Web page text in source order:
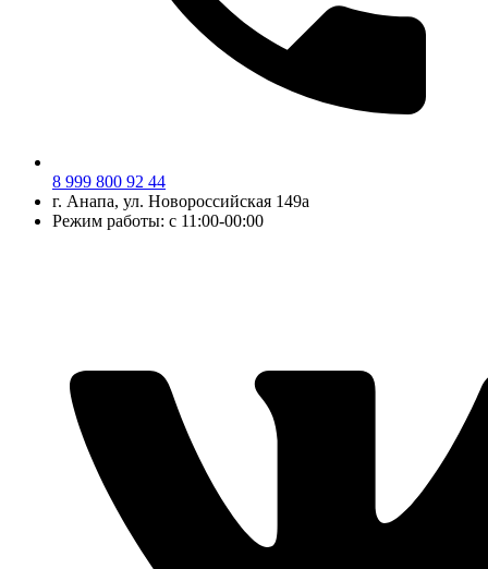
8 999 800 92 44
г. Анапа, ул. Новороссийская 149а
Режим работы: с 11:00-00:00